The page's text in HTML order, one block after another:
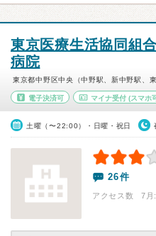
東京医療生活協同組
病院
東京都中野区中央（中野駅、新中野駅、東
電子決済可 マイナ受付(スマホ
土曜（〜22:00）・日曜・祝日
26件
アクセス数 7月: